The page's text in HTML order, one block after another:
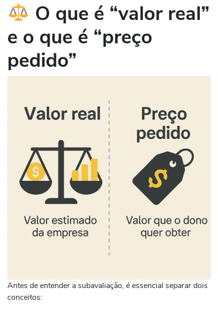
O que é “valor real”
e o que é “preço
pedido”
Antes de entender a subavaliação, é essencial separar dois
conceitos: